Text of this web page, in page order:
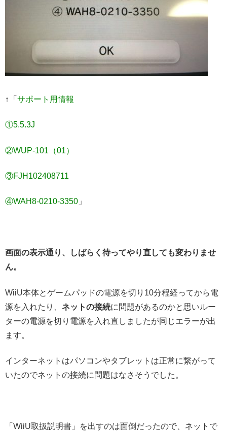
↑「 サポート用情報
①5.5.3J
②WUP-101（01）
③FJH102408711
④WAH8-0210-3350 」
画面の表示通り、しばらく待ってやり直しても変わりませ
ん。
WiiU本体とゲームパッドの電源を切り10分程経ってから電
源を入れたり、 ネットの接続に問題があるのかと思いルー
ターの電源を切り電源を入れ直しましたが同じエラーが出
ます。
インターネットはパソコンやタブレットは正常に繋がって
いたのでネットの接続に問題はなさそうでした。
「WiiU取扱説明書」を出すのは面倒だったので、ネットで